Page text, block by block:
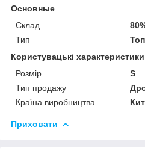
Основные
Склад
Тип
Топ
Користувацькі характеристики
Розмір
S
Тип продажу
Країна виробництва
Приховати